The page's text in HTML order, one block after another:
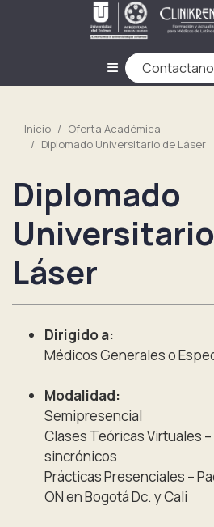
Inicio
Oferta Académica
Diplomado Universitario de Láser
Diplomado
Láser
Dirigido a:
Médicos Generales o
Modalidad:
Semipresencial
Clases Teóricas Virtuales
sincrónicos
Prácticas Presenciales –
ON en Bogotá Dc. y Cali